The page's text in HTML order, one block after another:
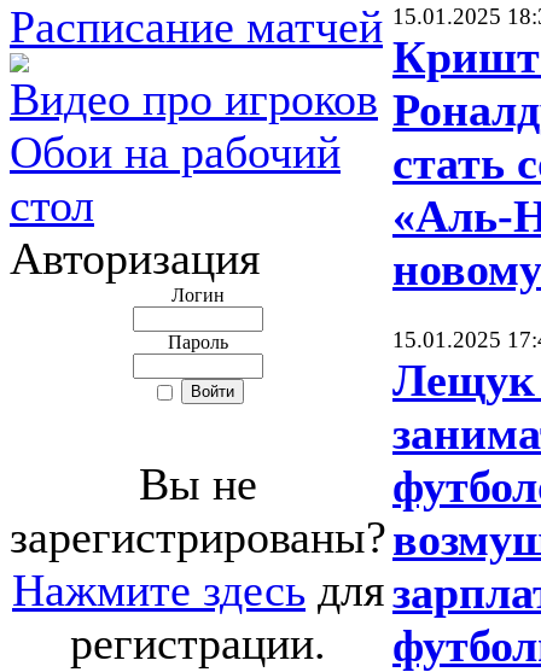
Расписание матчей
Видео про игроков
Обои на рабочий
стол
Авторизация
Логин
Пароль
Вы не
зарегистрированы?
Нажмите здесь для
регистрации.
15.01.2025
стать
«Аль-
15.01.2025
Лещук